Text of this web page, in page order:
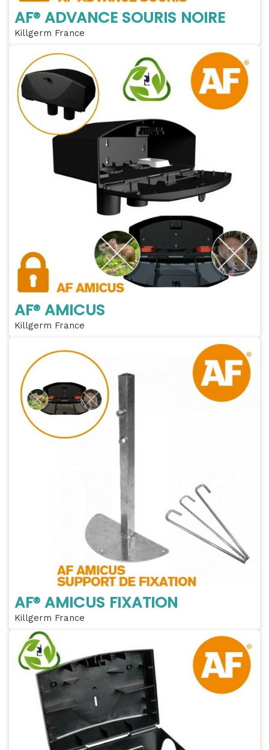
AF® ADVANCE SOURIS NOIRE
Killgerm France
AF® AMICUS
Killgerm France
AF® AMICUS FIXATION
Killgerm France